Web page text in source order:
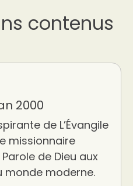
contenus
2000
de L’Évangile
missionnaire
de Dieu aux
monde moderne.